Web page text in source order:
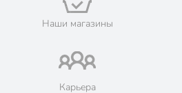
💳 Оплата: онлайн на сайте
наличными при получении.
📜 Только оригинальная
Порядок - официальный
марок.
Наши магазины
Карьера